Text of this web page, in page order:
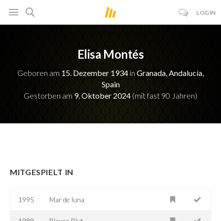
LOGIN
Elisa Montés
Geboren am 15. Dezember 1934 in Granada, Andalucía,
Spain
Gestorben am 9. Oktober 2024 (mit fast 90 Jahren)
MITGESPIELT IN
1995 Mar de luna